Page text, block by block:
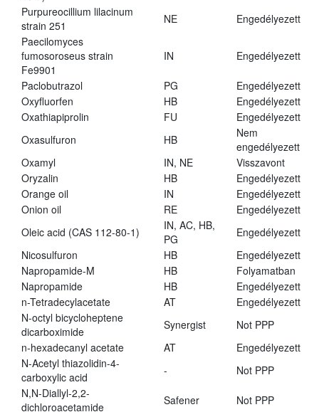
Purpureocillium lilacinum
strain 251
NE
Engedélyezett
Paecilomyces
fumosoroseus strain
Fe9901
IN Engedélyezett
Paclobutrazol PG
Engedélyezett
Oxyfluorfen
HB
Engedélyezett
Oxathiapiprolin
FU
Engedélyezett
Oxasulfuron
HB
Nem
engedélyezett
Oxamyl
IN, NE
Visszavont
Oryzalin
HB
Engedélyezett
Orange oil
IN
Engedélyezett
Onion oil
RE
Engedélyezett
Oleic acid (CAS 112-80-1)
IN, AC, HB,
PG
Engedélyezett
Nicosulfuron
HB
Engedélyezett
Napropamide-M
HB
Folyamatban
Napropamide
HB
Engedélyezett
n-Tetradecylacetate
AT
Engedélyezett
N-octyl bicycloheptene
dicarboximide
Synergist
Not PPP
n-hexadecanyl acetate
AT
Engedélyezett
N-Acetyl thiazolidin-4-
carboxylic acid
-
Not PPP
N,N-Diallyl-2,2-
dichloroacetamide
Safener
Not PPP